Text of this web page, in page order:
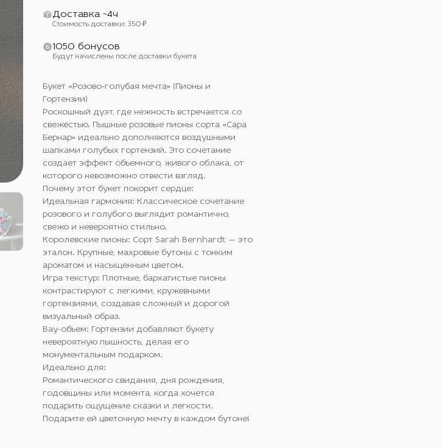
Доставка ~4ч
Стоимость доставки: 350 ₽
1050 бонусов
Будут начислены после доставки букета
Букет «Розово-голубая мечта» (Пионы и
Гортензии)
Роскошный дуэт, где нежность встречается со
свежестью. Пышные розовые пионы сорта «Сара
Бернар» идеально дополняются воздушными
шапками голубых гортензий. Это сочетание
создает эффект объемного, живого облака, от
которого невозможно отвести взгляд.
Почему этот букет покорит сердце:
Идеальная гармония: Классическое сочетание
розового и голубого выглядит романтично,
свежо и невероятно стильно.
Королевские пионы: Сорт Sarah Bernhardt — это
эталон. Крупные, махровые бутоны с тонким
ароматом и насыщенным цветом.
Игра текстур: Плотные, бархатистые пионы
контрастируют с легкими, кружевными
гортензиями, создавая сложный и дорогой
визуальный образ.
Вау-объем: Гортензии добавляют букету
невероятную пышность, делая его
монументальным подарком.
Идеально для:
Романтического свидания, дня рождения,
годовщины или момента, когда хочется
подарить ощущение сказки и легкости.
Подарите ей цветочную мечту в каждом бутоне!